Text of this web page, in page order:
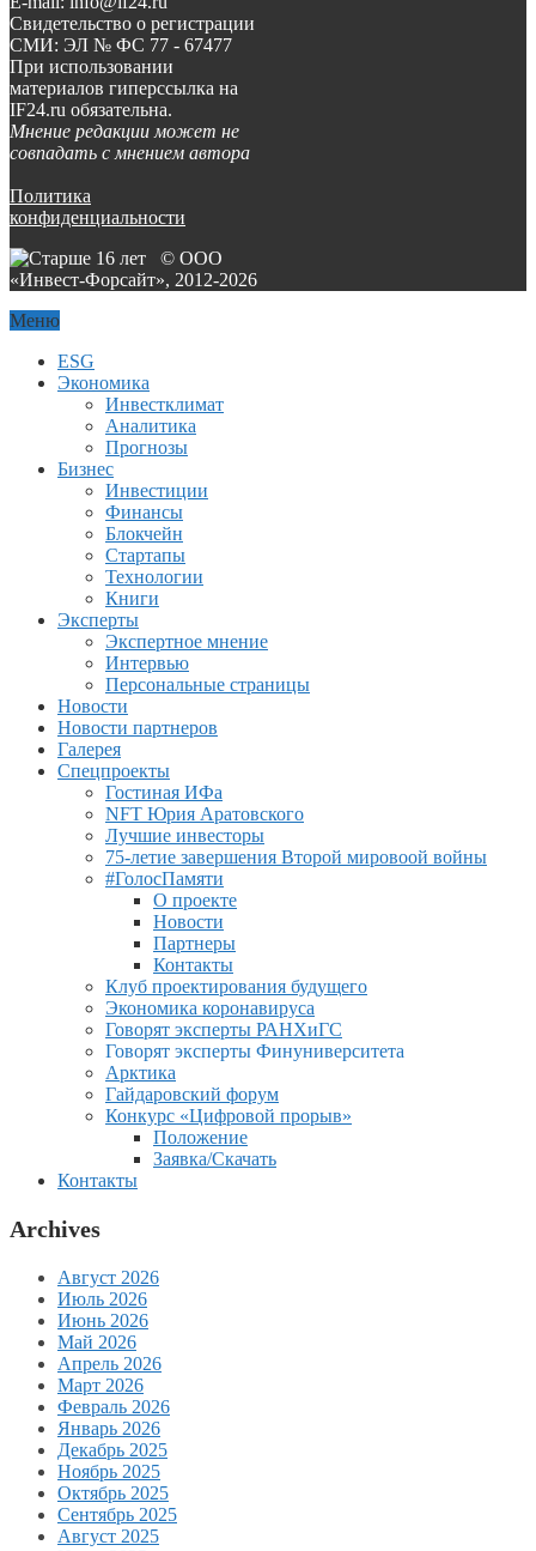
Свидетельство о регистрации
СМИ: ЭЛ № ФС 77 - 67477
При использовании
материалов гиперссылка на
IF24.ru обязательна.
Мнение редакции может не
совпадать с мнением автора
Политика
конфиденциальности
© ООО
«Инвест-Форсайт», 2012-2026
Меню
ESG
Экономика
Инвестклимат
Аналитика
Прогнозы
Бизнес
Инвестиции
Финансы
Блокчейн
Стартапы
Технологии
Книги
Эксперты
Экспертное мнение
Интервью
Персональные страницы
Новости
Новости партнеров
Галерея
Спецпроекты
Гостиная ИФа
NFT Юрия Аратовского
Лучшие инвесторы
75-летие завершения Второй мировоой войны
#ГолосПамяти
О проекте
Новости
Партнеры
Контакты
Клуб проектирования будущего
Экономика коронавируса
Говорят эксперты РАНХиГС
Говорят эксперты Финуниверситета
Арктика
Гайдаровский форум
Конкурс «Цифровой прорыв»
Положение
Заявка/Скачать
Контакты
Archives
Август 2026
Июль 2026
Июнь 2026
Май 2026
Апрель 2026
Март 2026
Февраль 2026
Январь 2026
Декабрь 2025
Ноябрь 2025
Октябрь 2025
Сентябрь 2025
Август 2025